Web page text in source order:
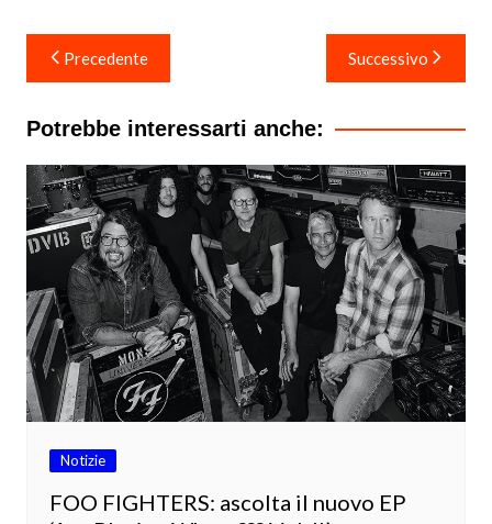
Navigazione
articoli
Precedente Successivo
Potrebbe interessarti anche:
Notizie
FOO FIGHTERS: ascolta il nuovo EP